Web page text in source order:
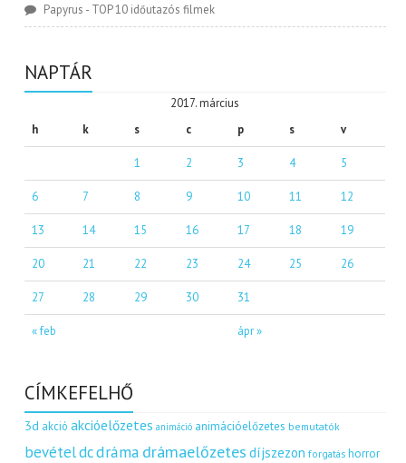
Papyrus - TOP 10 időutazós filmek
NAPTÁR
2017. március
h
k s c p s v
« feb ápr »
1 2 3 4 5
6 7 8 9 10 11 12
13 14 15 16 17 18 19
20 21 22 23 24 25 26
27 28 29 30 31
CÍMKEFELHŐ
3d akció akcióelőzetes animáció animációelőzetes bemutatók
bevételdcdráma drámaelőzetes díjszezon forgatás horror